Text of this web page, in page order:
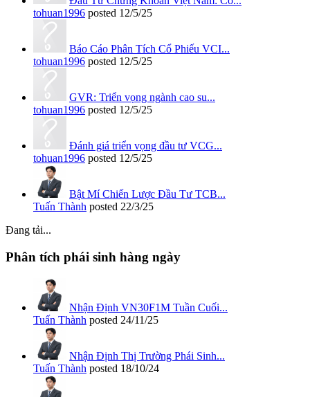
tohuan1996 posted 12/5/25
Báo Cáo Phân Tích Cổ Phiếu VCI...
tohuan1996 posted 12/5/25
GVR: Triển vọng ngành cao su...
tohuan1996 posted 12/5/25
Đánh giá triển vọng đầu tư VCG...
tohuan1996 posted 12/5/25
Bật Mí Chiến Lược Đầu Tư TCB...
Tuấn Thành posted 22/3/25
Đang tải...
Phân tích phái sinh hàng ngày
Nhận Định VN30F1M Tuần Cuối...
Tuấn Thành posted 24/11/25
Nhận Định Thị Trường Phái Sinh...
Tuấn Thành posted 18/10/24